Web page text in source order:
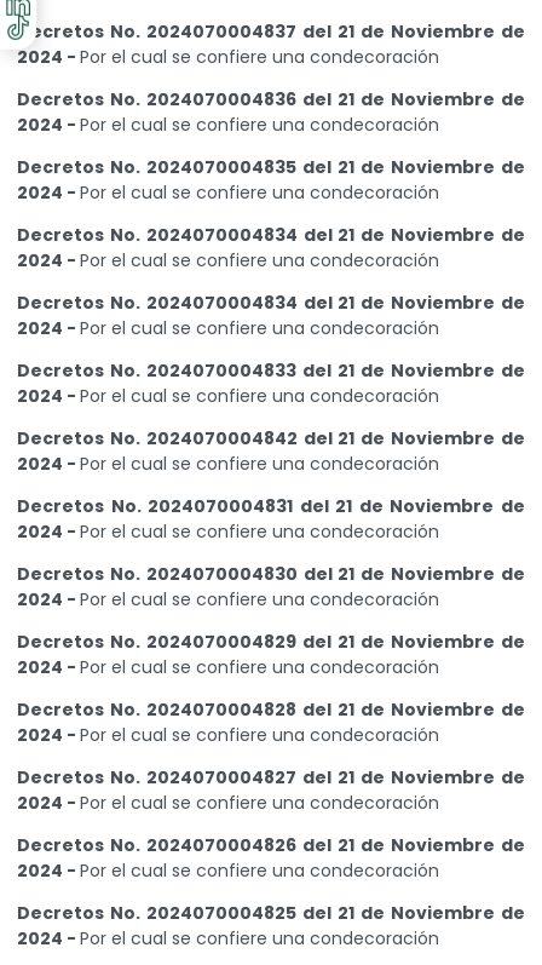
Decretos No. 2024070004837 del 21 de Noviembre de
2024 - Por el cual se confiere una condecoración
Decretos No. 2024070004836 del 21 de Noviembre de
2024 - Por el cual se confiere una condecoración
Decretos No. 2024070004835 del 21 de Noviembre de
2024 - Por el cual se confiere una condecoración
Decretos No. 2024070004834 del 21 de Noviembre de
2024 - Por el cual se confiere una condecoración
Decretos No. 2024070004834 del 21 de Noviembre de
2024 - Por el cual se confiere una condecoración
Decretos No. 2024070004833 del 21 de Noviembre de
2024 - Por el cual se confiere una condecoración
Decretos No. 2024070004842 del 21 de Noviembre de
2024 - Por el cual se confiere una condecoración
Decretos No. 2024070004831 del 21 de Noviembre de
2024 - Por el cual se confiere una condecoración
Decretos No. 2024070004830 del 21 de Noviembre de
2024 - Por el cual se confiere una condecoración
Decretos No. 2024070004829 del 21 de Noviembre de
2024 - Por el cual se confiere una condecoración
Decretos No. 2024070004828 del 21 de Noviembre de
2024 - Por el cual se confiere una condecoración
Decretos No. 2024070004827 del 21 de Noviembre de
2024 - Por el cual se confiere una condecoración
Decretos No. 2024070004826 del 21 de Noviembre de
2024 - Por el cual se confiere una condecoración
Decretos No. 2024070004825 del 21 de Noviembre de
2024 - Por el cual se confiere una condecoración